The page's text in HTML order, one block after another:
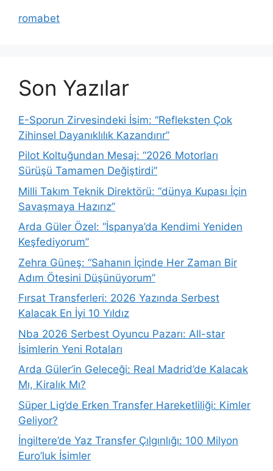
romabet
Son Yazılar
E-Sporun Zirvesindeki İsim: “Refleksten Çok
Zihinsel Dayanıklılık Kazandırır”
Pilot Koltuğundan Mesaj: “2026 Motorları
Sürüşü Tamamen Değiştirdi”
Milli Takım Teknik Direktörü: “dünya Kupası İçin
Savaşmaya Hazırız”
Arda Güler Özel: “İspanya’da Kendimi Yeniden
Keşfediyorum”
Zehra Güneş: “Sahanın İçinde Her Zaman Bir
Adım Ötesini Düşünüyorum”
Fırsat Transferleri: 2026 Yazında Serbest
Kalacak En İyi 10 Yıldız
Nba 2026 Serbest Oyuncu Pazarı: All-star
İsimlerin Yeni Rotaları
Arda Güler’in Geleceği: Real Madrid’de Kalacak
Mı, Kiralık Mı?
Süper Lig’de Erken Transfer Hareketliliği: Kimler
Geliyor?
İngiltere’de Yaz Transfer Çılgınlığı: 100 Milyon
Euro’luk İsimler